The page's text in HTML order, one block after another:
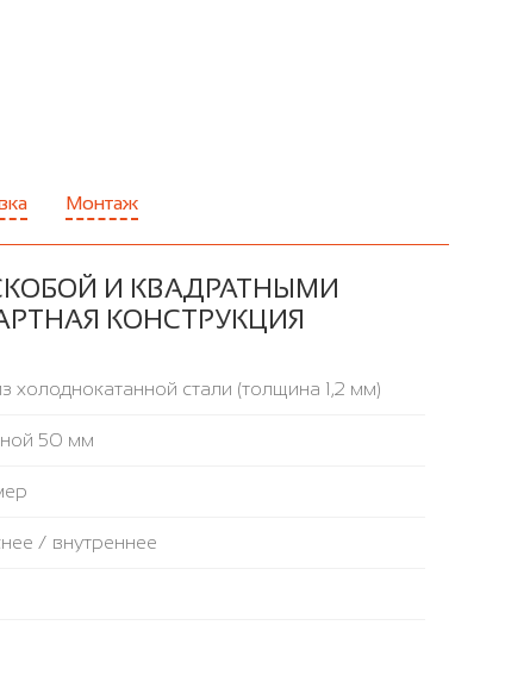
Монтаж
И КВАДРАТНЫМИ
КОНСТРУКЦИЯ
холоднокатанной стали (толщина 1,2 мм)
50 мм
/ внутреннее